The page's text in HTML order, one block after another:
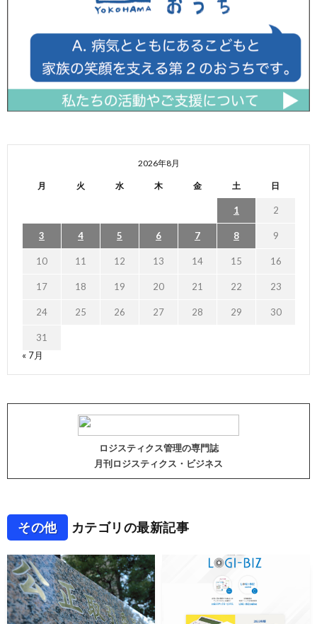
2026年8月
月 火 水 木 金 土 日
1 2
3 4 5 6 7 8 9
10 11 12 13 14 15 16
17 18 19 20 21 22 23
24 25 26 27 28 29 30
31
« 7月
ロジスティクス管理の専門誌
月刊ロジスティクス・ビジネス
その他 カテゴリの最新記事